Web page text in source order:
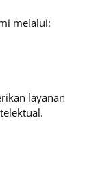
melalui:
layanan